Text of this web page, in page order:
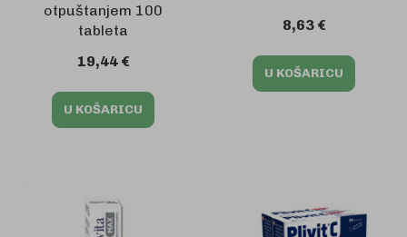
otpuštanjem 100
tableta
19,44 €
U KOŠARICU
8,63 €
U KOŠARICU